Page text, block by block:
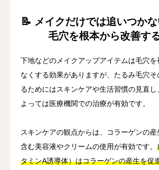
📝 メイクだけでは追いつか
毛穴を根本から改善す
下地などのメイクアップアイテムは毛穴を
なくする効果がありますが、たるみ毛穴
るためにはスキンケアや生活習慣の見直し
よっては医療機関での治療が有効です。
スキンケアの観点からは、コラーゲンの
含む美容液やクリームの使用が有効です。
タミンA誘導体）はコラーゲンの産生を促